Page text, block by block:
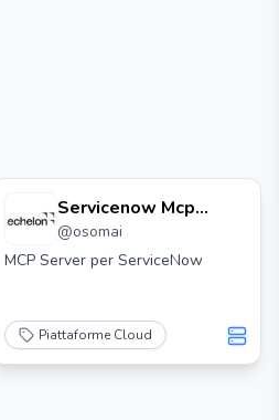
Servicenow Mcp
Server
@osomai
MCP Server per ServiceNow
Piattaforme Cloud